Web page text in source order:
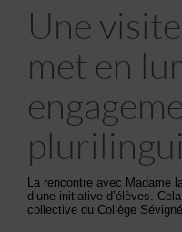
Une
met en
La rencontre avec Madame
d’une initiative d’élèves.
collective du Collège Sévigné